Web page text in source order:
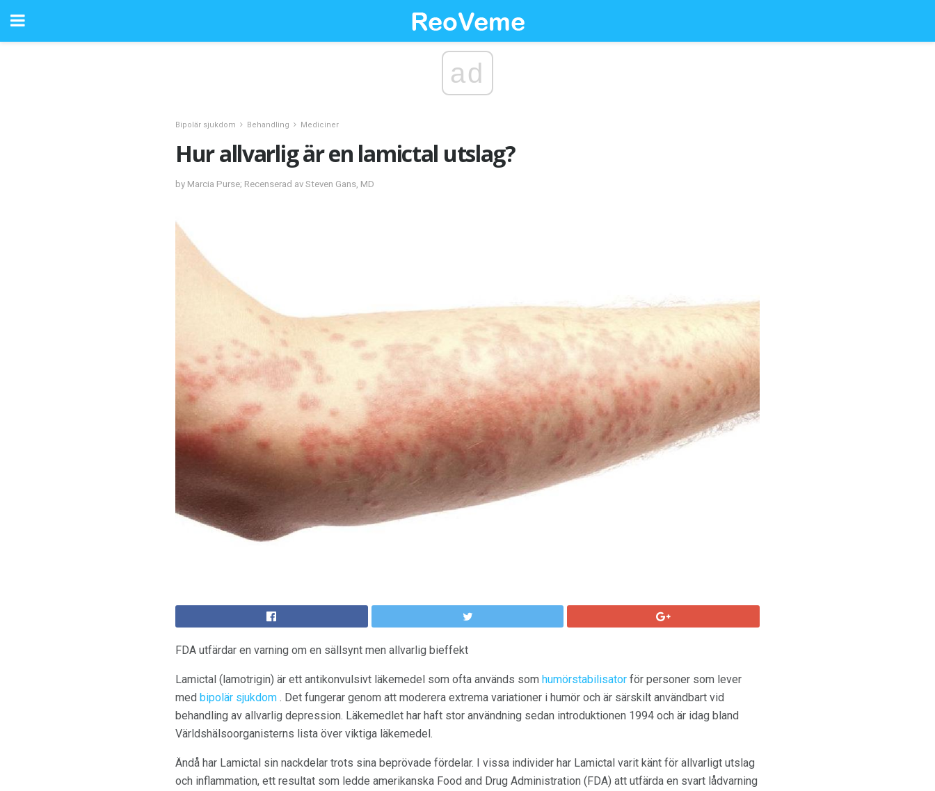
ad
Bipolär sjukdom Behandling Mediciner
Hur allvarlig är en lamictal utslag?
by Marcia Purse; Recenserad av Steven Gans, MD
FDA utfärdar en varning om en sällsynt men allvarlig bieffekt
Lamictal (lamotrigin) är ett antikonvulsivt läkemedel som ofta används som humörstabilisator för personer som lever
med bipolär sjukdom . Det fungerar genom att moderera extrema variationer i humör och är särskilt användbart vid
behandling av allvarlig depression. Läkemedlet har haft stor användning sedan introduktionen 1994 och är idag bland
Världshälsoorganisterns lista över viktiga läkemedel.
Ändå har Lamictal sin nackdelar trots sina beprövade fördelar. I vissa individer har Lamictal varit känt för allvarligt utslag
och inflammation, ett resultat som ledde amerikanska Food and Drug Administration (FDA) att utfärda en svart lådvarning